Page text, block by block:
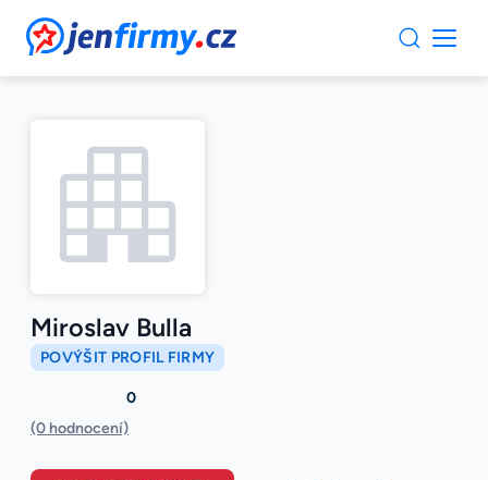
JenFirmy.cz
Miroslav Bulla
POVÝŠIT PROFIL FIRMY
0
(0 hodnocení)